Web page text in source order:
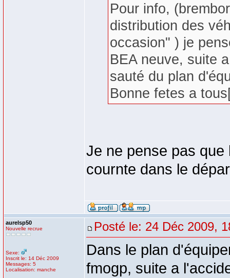
Pour info,
distribution des
occasion" ) je
BEA neuve, suite
sauté du plan
Bonne fetes a
Je ne pense pas que
cournte dans le
aurelsp50
Nouvelle recrue
Sexe:
Inscrit le: 14 Déc 2009
Messages: 5
Localisation: manche
Posté le: 24 Déc 2009,
Dans le plan
fmogp, suite a